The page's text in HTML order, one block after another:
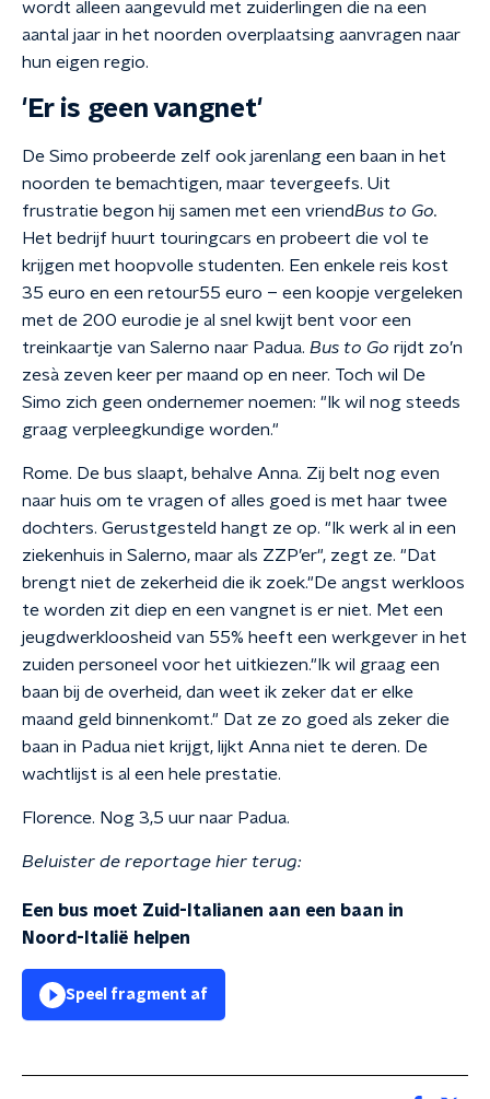
wordt alleen aangevuld met zuiderlingen die na een
aantal jaar in het noorden overplaatsing aanvragen naar
hun eigen regio.
'Er is geen vangnet'
De Simo probeerde zelf ook jarenlang een baan in het
noorden te bemachtigen, maar tevergeefs. Uit
frustratie begon hij samen met een vriendBus to Go.
Het bedrijf huurt touringcars en probeert die vol te
krijgen met hoopvolle studenten. Een enkele reis kost
35 euro en een retour55 euro – een koopje vergeleken
met de 200 eurodie je al snel kwijt bent voor een
treinkaartje van Salerno naar Padua. Bus to Go rijdt zo’n
zesà zeven keer per maand op en neer. Toch wil De
Simo zich geen ondernemer noemen: " Ik wil nog steeds
graag verpleegkundige worden."
Rome. De bus slaapt, behalve Anna. Zij belt nog even
naar huis om te vragen of alles goed is met haar twee
dochters. Gerustgesteld hangt ze op. " Ik werk al in een
ziekenhuis in Salerno, maar als ZZP’er", zegt ze. "Dat
brengt niet de zekerheid die ik zoek." De angst werkloos
te worden zit diep en een vangnet is er niet. Met een
jeugdwerkloosheid van 55% heeft een werkgever in het
zuiden personeel voor het uitkiezen." Ik wil graag een
baan bij de overheid, dan weet ik zeker dat er elke
maand geld binnenkomt." Dat ze zo goed als zeker die
baan in Padua niet krijgt, lijkt Anna niet te deren. De
wachtlijst is al een hele prestatie.
Florence. Nog 3,5 uur naar Padua.
Beluister de reportage hier terug:
Een bus moet Zuid-Italianen aan een baan in
Noord-Italië helpen
Speel fragment af